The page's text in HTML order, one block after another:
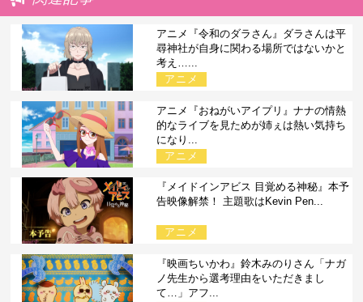
アニメ『令和のダラさん』ダラさんは平
尋神社が自身に関わる場所ではないかと
考え…...
アニメ
アニメ『おねがいアイプリ』ナナの情熱
的なライブを見ためが姉ぇは熱い気持ち
になり...
アニメ
『メイドインアビス 目覚める神秘』本予
告映像解禁！ 主題歌はKevin Pen...
アニメ
『映画ちいかわ』鈴木みのりさん「ナガ
ノ先生から選考理由をいただきまし
て…」アフ...